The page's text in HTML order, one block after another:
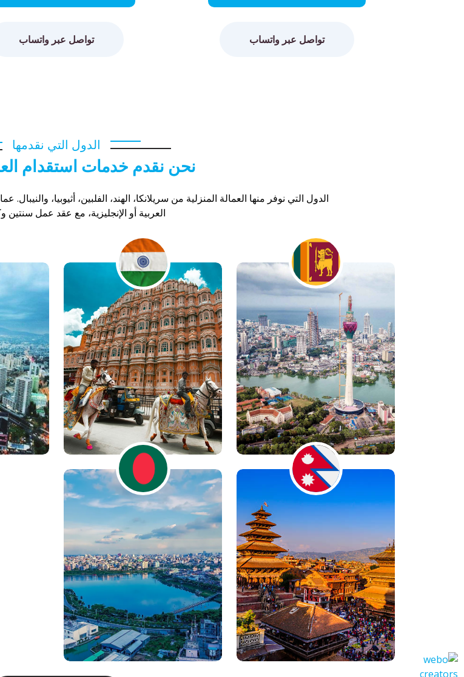
تواصل عبر واتساب تواصل عبر واتساب
الدول التي نقدمها
نحن نقدم خدمات استقدام
الدول التي نوفر منها العمالة المنزلية من سريلانكا، الهند، الفلبين، أثيوبيا،
العربية أو الإنجليزية، مع عقد عمل سنتين وكفالة